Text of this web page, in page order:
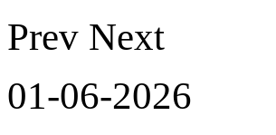
Prev Next
01-06-2026